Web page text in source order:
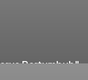
Bertumbuh"